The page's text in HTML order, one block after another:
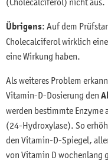
Übrigens: Auf dem
Cholecalciferol wirklich
eine Wirkung haben.
Als weiteres Problem
Vitamin-D-Dosierung den
werden bestimmte Enzyme
(24-Hydroxylase). So
den Vitamin-D-Spiegel,
von Vitamin D wochenlang